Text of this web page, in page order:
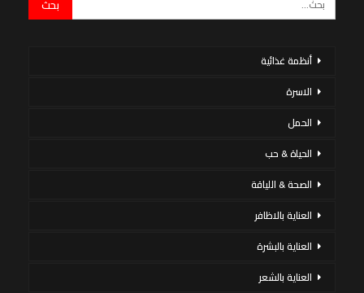
أنظمة غذائية
الاسرة
الحمل
الحياة & حب
الصحة & اللياقة
العناية بالاظافر
العناية بالبشرة
العناية بالشعر